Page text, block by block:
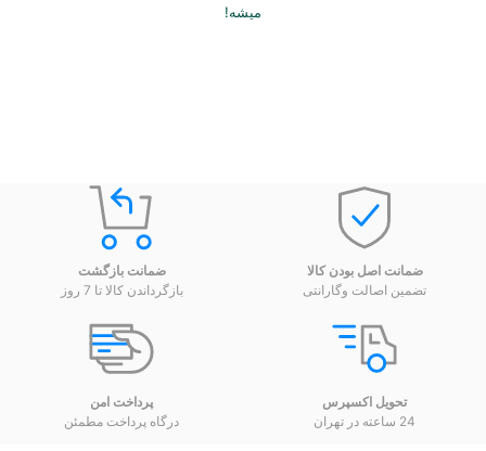
میشه!
ضمانت اصل بودن کالا
تضمین اصالت وگارانتی
ضمانت بازگشت
بازگرداندن کالا تا 7 روز
تحویل اکسپرس
24 ساعته در تهران
پرداخت امن
درگاه پرداخت مطمئن